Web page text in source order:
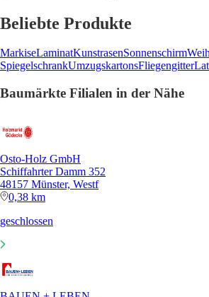
Beliebte Produkte
MarkiseLaminatKunstrasenSonnenschirm
SpiegelschrankUmzugskartonsFliegengitter
Baumärkte Filialen in der Nähe
Osto-Holz GmbH
Schiffahrter Damm 352
48157 Münster, Westf
0,38 km
geschlossen